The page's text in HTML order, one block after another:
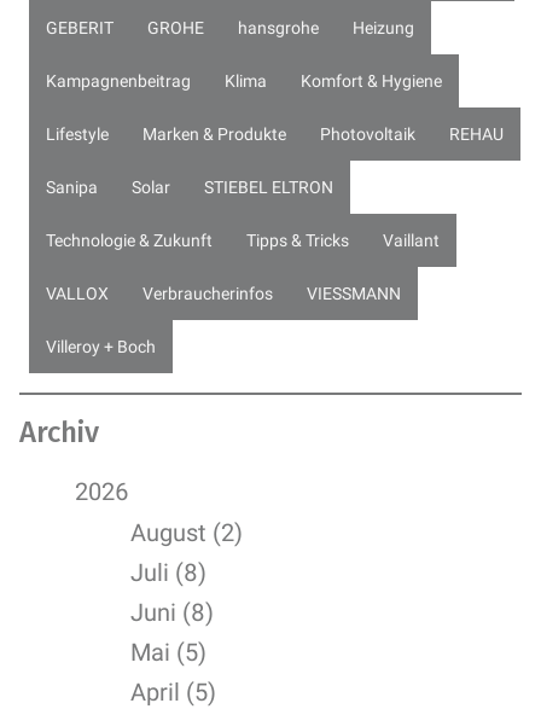
GEBERIT GROHE hansgrohe Heizung
Kampagnenbeitrag Klima Komfort & Hygiene
Lifestyle Marken & Produkte Photovoltaik REHAU
Sanipa Solar STIEBEL ELTRON
Technologie & Zukunft Tipps & Tricks Vaillant
VALLOX Verbraucherinfos VIESSMANN
Villeroy + Boch
Archiv
2026
August (2)
Juli (8)
Juni (8)
Mai (5)
April (5)